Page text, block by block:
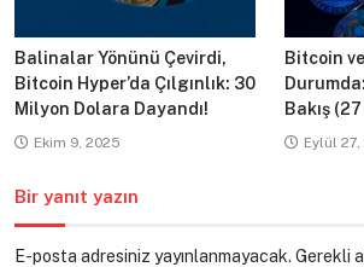
Balinalar Yönünü Çevirdi,
Bitcoin Hyper’da Çılgınlık: 30
Milyon Dolara Dayandı!
Ekim 9, 2025
Bitcoin
Bakış
Eylül
Bir yanıt yazın
E-posta adresiniz yayınlanmayacak. Gerekli